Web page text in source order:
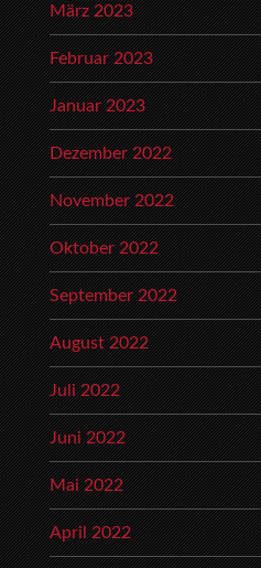
März 2023
Februar 2023
Januar 2023
Dezember 2022
November 2022
Oktober 2022
September 2022
August 2022
Juli 2022
Juni 2022
Mai 2022
April 2022